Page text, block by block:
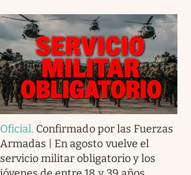
Oficial. Confirmado por las Fuerzas
Armadas | En agosto vuelve el
servicio militar obligatorio y los